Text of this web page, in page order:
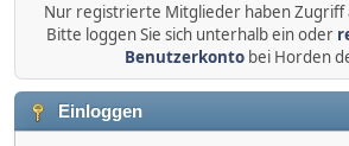
Nur registrierte Mitglieder haben Zugriff
Bitte loggen Sie sich unterhalb ein oder
Benutzerkontobei Horden
Einloggen